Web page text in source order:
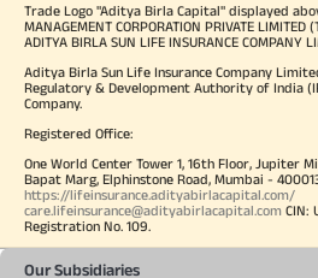
Trade Logo "Aditya Birla Capital" displayed
MANAGEMENT CORPORATION PRIVATE
ADITYA BIRLA SUN LIFE INSURANCE
Aditya Birla Sun Life Insurance Company
Regulatory & Development Authority of India
Company.
Registered Office:
One World Center Tower 1, 16th Floor, Jupiter
Bapat Marg, Elphinstone Road, Mumbai -
https://lifeinsurance.adityabirlacapital.com/
care.lifeinsurance@adityabirlacapital.com CIN:
Registration No. 109.
Our Subsidiaries